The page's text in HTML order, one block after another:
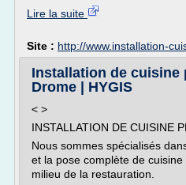
Lire la suite
Site : http://www.installation-
Installation de cuisine
Drome | HYGIS
< >
INSTALLATION DE CUISINE
Nous sommes spécialisés
et la pose complète de
milieu de la restauration.